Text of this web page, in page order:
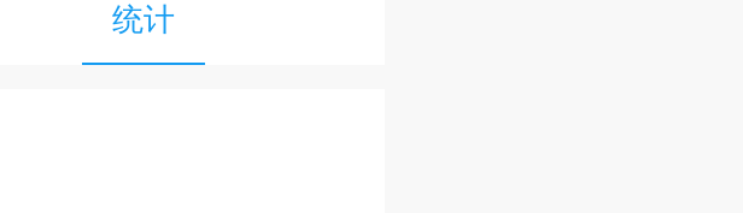
统计